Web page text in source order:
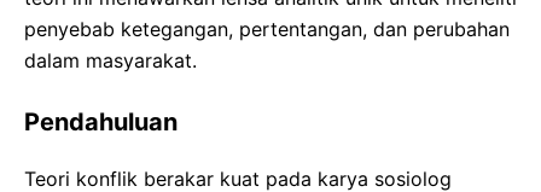
penyebab ketegangan, pertentangan, dan perubahan
dalam masyarakat.
Pendahuluan
Teori konflik berakar kuat pada karya sosiolog